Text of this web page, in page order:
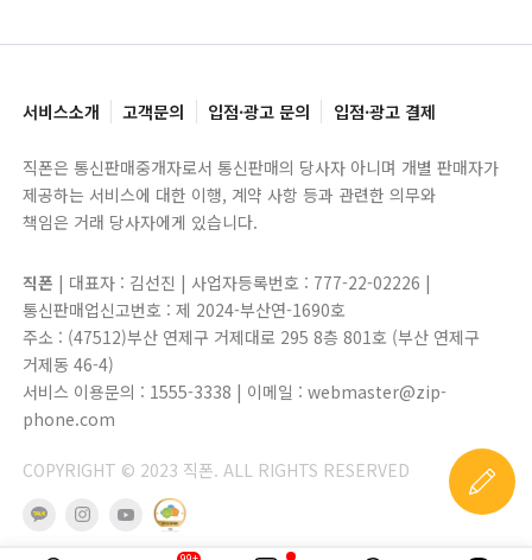
서비스소개 고객문의 입점·광고 문의 입점·광고 결제
직폰은 통신판매중개자로서 통신판매의 당사자 아니며 개별 판매자가
제공하는 서비스에 대한 이행, 계약 사항 등과 관련한 의무와
책임은 거래 당사자에게 있습니다.
직폰 | 대표자 : 김선진 | 사업자등록번호 : 777-22-02226 |
통신판매업신고번호 : 제 2024-부산연-1690호
주소 : (47512)부산 연제구 거제대로 295 8층 801호 (부산 연제구
거제동 46-4)
서비스 이용문의 : 1555-3338 | 이메일 : webmaster@zip-
phone.com
COPYRIGHT © 2023 직폰. ALL RIGHTS RESERVED